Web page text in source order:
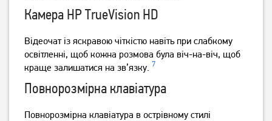
Камера HP TrueVision HD
Відеочат із яскравою чіткістю навіть при слабкому
освітленні, щоб кожна розмова була віч-на-віч, щоб
краще залишатися на зв’язку. 7
Повнорозмірна клавіатура
Повнорозмірна клавіатура в острівному стилі